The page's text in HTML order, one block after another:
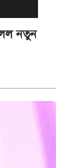
নতুন